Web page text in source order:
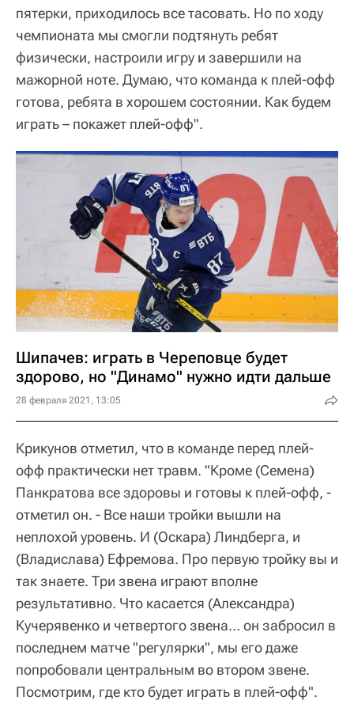
пятерки, приходилось все тасовать. Но по ходу
чемпионата мы смогли подтянуть ребят
физически, настроили игру и завершили на
мажорной ноте. Думаю, что команда к плей-офф
готова, ребята в хорошем состоянии. Как будем
играть – покажет плей-офф".
Шипачев: играть в Череповце будет
здорово, но "Динамо" нужно идти дальше
28 февраля 2021, 13:05
Крикунов отметил, что в команде перед плей-
офф практически нет травм. "Кроме (Семена)
Панкратова все здоровы и готовы к плей-офф, -
отметил он. - Все наши тройки вышли на
неплохой уровень. И (Оскара) Линдберга, и
(Владислава) Ефремова. Про первую тройку вы и
так знаете. Три звена играют вполне
результативно. Что касается (Александра)
Кучерявенко и четвертого звена… он забросил в
последнем матче "регулярки", мы его даже
попробовали центральным во втором звене.
Посмотрим, где кто будет играть в плей-офф".